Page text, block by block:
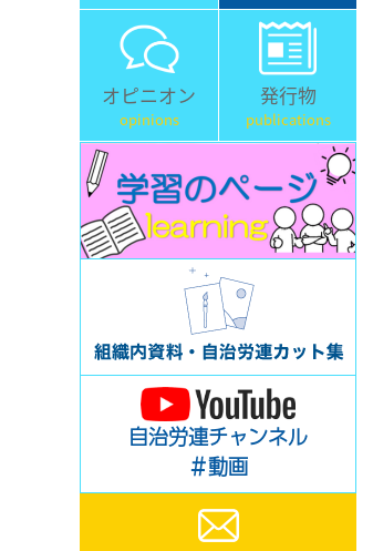
オピニオン
opinions
発行物
publications
自治労連チャンネル
＃動画